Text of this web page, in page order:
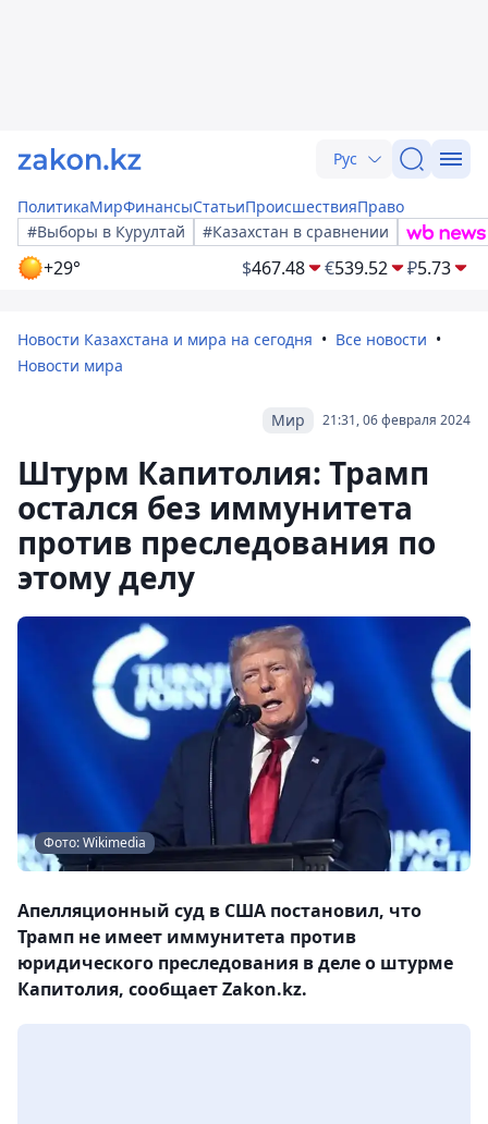
Рус
ПолитикаМирФинансыСтатьиПроисшествияПраво
#Выборы в Курултай
#Казахстан в сравнении
+29° $467.48 €539.52 ₽5.73
Новости Казахстана и мира на сегодня
Все новости
Новости мира
21:31, 06 февраля 2024
Мир
Штурм Капитолия: Трамп
остался без иммунитета
против преследования по
этому делу
Фото: Wikimedia
Апелляционный суд в США постановил, что
Трамп не имеет иммунитета против
юридического преследования в деле о штурме
Капитолия, сообщает Zakon.kz.